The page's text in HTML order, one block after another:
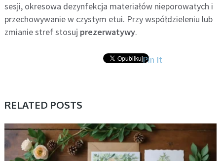
sesji, okresowa dezynfekcja materiałów nieporowatych i
przechowywanie w czystym etui. Przy współdzieleniu lub
zmianie stref stosuj prezerwatywy.
Pin It
RELATED POSTS
BEZ KATEGORII